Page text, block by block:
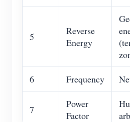
5
Reverse
Energy
6 Frequency
7
Power
Factor